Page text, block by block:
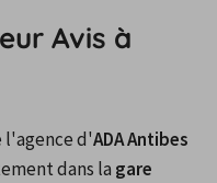
Avis à
l'agence d'ADA Antibes
dans la gare